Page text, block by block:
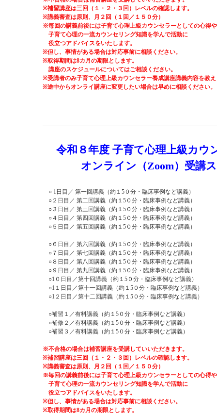
※補習講座は三回（１・２・３回）レベルの確認します。
※講義審査は原則、月２回（１回／１５０分）
※毎回の講義前後には子育て心理上級カウンセラーとしての心得や
子育て心理の一流カウンセリング知識を学んで活動に
役立つアドバイスをいたします。
※但し、 事情がある場合は対応事前に相談ください。
※取得期間は8カ月の期限とします。
講座のスケジュールについてはご相談ください。
※受講者のみ子育て心理上級カウンセラー養成講座講義内容を教
※途中からオンライ講座に変更したい場合は早めに相談ください。
令和８年度 子育て心理上級カウ
オンライン（Zoom）受講
○ 1日目／ 第一回講義（約１5 ０分・臨床事例など講義）
○２日目／ 第二回講義（約１5０分・臨床事例など講義）
○３日目／ 第三回講義（約１5０分・臨床事例など講義）
○４日目／ 第四回講義（約１5０分・臨床事例など講義）
○５日目／ 第五回講義（約１5０分・臨床事例など講義）
○６日目／ 第六回講義（約１5０分・臨床事例など講義）
○７日目／ 第七回講義（約１5０分・臨床事例など講義）
○８日目／ 第八回講義（約１5０分・臨床事例など講義）
○９日目／ 第九回講義（約１5０分・臨床事例など講義）
○1０日目／第十回講義（約１5０分・ 臨床事例など講義）
○1１日目／第十一回講義（約１5０分・臨床事例など講義）
○1２日目／第十二回講義（約１5０分・臨床事例など講義）
○補習１／有料講義（約１5０分・臨床事例など講義）
○補修２／有料講義（約１5０分・臨床事例など講義）
○補習３／有料講義（約１5０分・臨床事例など講義）
※不合格の場合は補習講座を受講していいただきます。
※補習講座は三回（１・２・３回）レベルの確認します。
※講義審査は原則、月２回（１回／１５０分）
※毎回の講義前後には子育て心理上級カウンセラーとしての心得や
子育て心理の一流カウンセリング知識を学んで活動に
役立つアドバイスをいたします。
※但し、 事情がある場合は対応事前に相談ください。
※取得期間は8カ月の期限とします。